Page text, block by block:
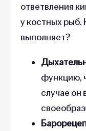
ответвления
у костных рыб.
выполняет?
функцию,
случае он